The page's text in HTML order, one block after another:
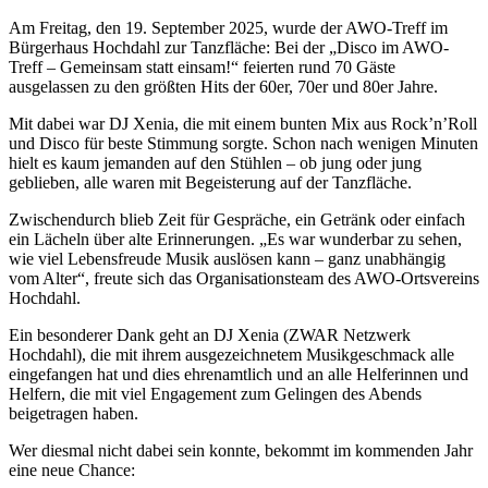
Am Freitag, den 19. September 2025, wurde der AWO-Treff im
Bürgerhaus Hochdahl zur Tanzfläche: Bei der „Disco im AWO-
Treff – Gemeinsam statt einsam!“ feierten rund 70 Gäste
ausgelassen zu den größten Hits der 60er, 70er und 80er Jahre.
Mit dabei war DJ Xenia, die mit einem bunten Mix aus Rock’n’Roll
und Disco für beste Stimmung sorgte. Schon nach wenigen Minuten
hielt es kaum jemanden auf den Stühlen – ob jung oder jung
geblieben, alle waren mit Begeisterung auf der Tanzfläche.
Zwischendurch blieb Zeit für Gespräche, ein Getränk oder einfach
ein Lächeln über alte Erinnerungen. „Es war wunderbar zu sehen,
wie viel Lebensfreude Musik auslösen kann – ganz unabhängig
vom Alter“, freute sich das Organisationsteam des AWO-Ortsvereins
Hochdahl.
Ein besonderer Dank geht an DJ Xenia (ZWAR Netzwerk
Hochdahl), die mit ihrem ausgezeichnetem Musikgeschmack alle
eingefangen hat und dies ehrenamtlich und an alle Helferinnen und
Helfern, die mit viel Engagement zum Gelingen des Abends
beigetragen haben.
Wer diesmal nicht dabei sein konnte, bekommt im kommenden Jahr
eine neue Chance: